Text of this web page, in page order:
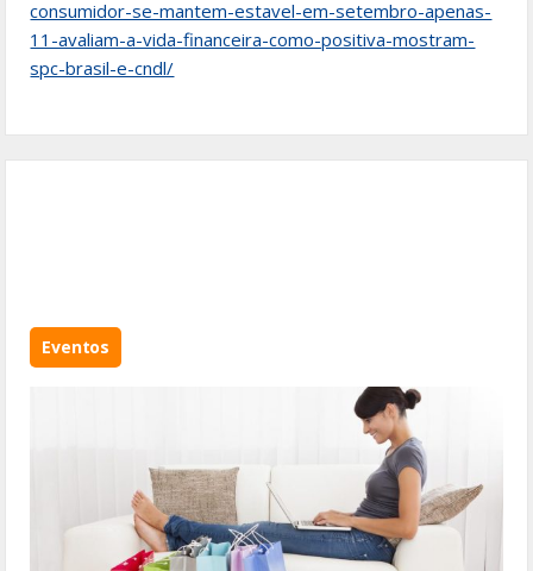
consumidor-se-mantem-estavel-em-setembro-apenas-
11-avaliam-a-vida-financeira-como-positiva-mostram-
spc-brasil-e-cndl/
Eventos